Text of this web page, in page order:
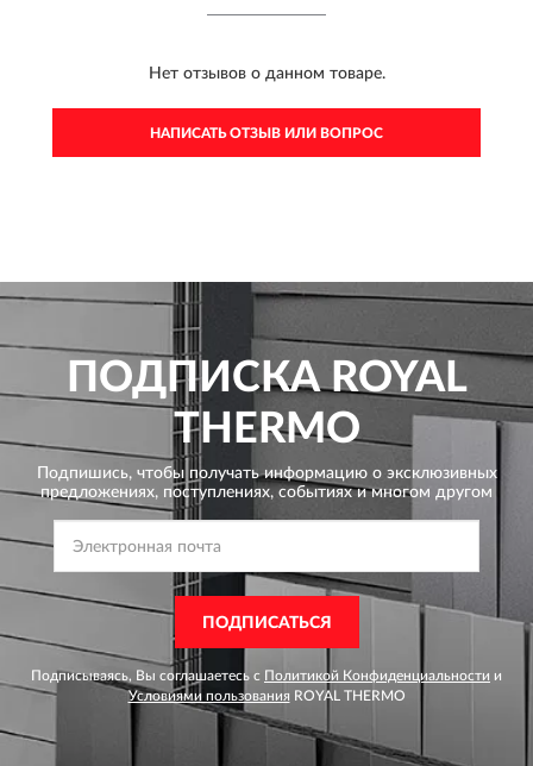
Нет отзывов о данном товаре.
НАПИСАТЬ ОТЗЫВ ИЛИ ВОПРОС
ПОДПИСКАROYAL
THERMO
Подпишись, чтобы получать информацию о эксклюзивных
предложениях, поступлениях, событиях и многом другом
ПОДПИСАТЬСЯ
Подписываясь, Вы соглашаетесь с Политикой Конфиденциальности и
Условиями пользования ROYAL THERMO